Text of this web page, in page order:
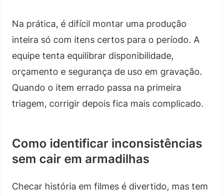
Na prática, é difícil montar uma produção
inteira só com itens certos para o período. A
equipe tenta equilibrar disponibilidade,
orçamento e segurança de uso em gravação.
Quando o item errado passa na primeira
triagem, corrigir depois fica mais complicado.
Como identificar inconsistências
sem cair em armadilhas
Checar história em filmes é divertido, mas tem